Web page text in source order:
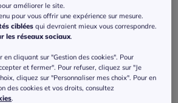
avec motif ajouré au col
au lait chiné
améliorer le site.
pour vous offrir une expérience sur mesure.
ciblées qui devraient mieux vous correspondre.
les réseaux sociaux.
en cliquant sur "Gestion des cookies". Pour
et fermer". Pour refuser, cliquez sur "Je
cliquez sur "Personnaliser mes choix". Pour en
des cookies et vos droits, consultez
.